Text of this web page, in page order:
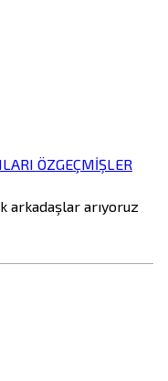
ÖZGEÇMİŞLER
arkadaşlar arıyoruz